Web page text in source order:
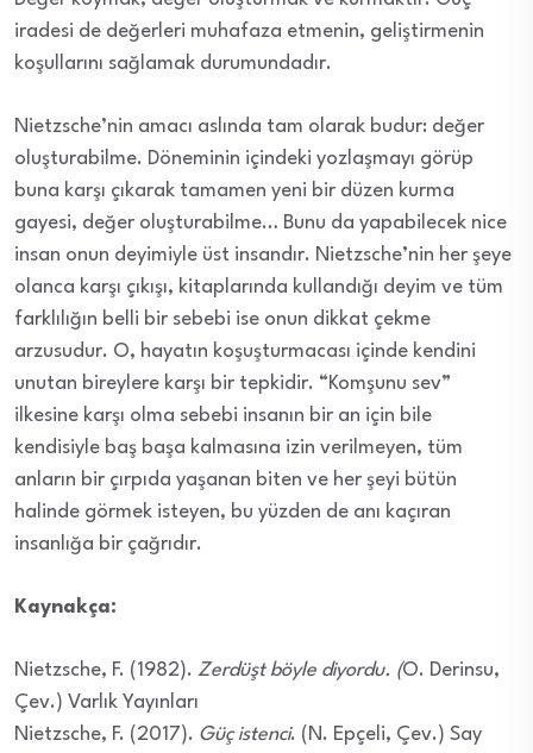
iradesi de değerleri muhafaza etmenin, geliştirmenin
koşullarını sağlamak durumundadır.
Nietzsche’nin amacı aslında tam olarak budur: değer
oluşturabilme. Döneminin içindeki yozlaşmayı görüp
buna karşı çıkarak tamamen yeni bir düzen kurma
gayesi, değer oluşturabilme… Bunu da yapabilecek nice
insan onun deyimiyle üst insandır. Nietzsche’nin her şeye
olanca karşı çıkışı, kitaplarında kullandığı deyim ve tüm
farklılığın belli bir sebebi ise onun dikkat çekme
arzusudur. O, hayatın koşuşturmacası içinde kendini
unutan bireylere karşı bir tepkidir. “Komşunu sev”
ilkesine karşı olma sebebi insanın bir an için bile
kendisiyle baş başa kalmasına izin verilmeyen, tüm
anların bir çırpıda yaşanan biten ve her şeyi bütün
halinde görmek isteyen, bu yüzden de anı kaçıran
insanlığa bir çağrıdır.
Kaynakça:
Nietzsche, F. (1982). Zerdüşt böyle diyordu. (O. Derinsu,
Çev.) Varlık Yayınları
Nietzsche, F. (2017). Güç istenci. (N. Epçeli, Çev.) Say